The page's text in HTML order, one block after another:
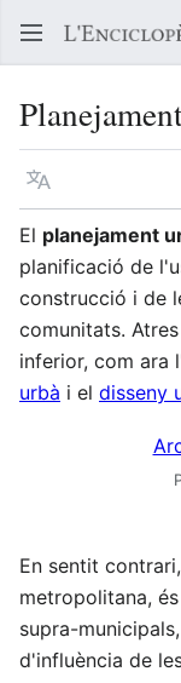
Llegir en un
El planejament
planificació de
construcció i de
comunitats.
inferior, com ara
urbà i el disseny
En sentit
metropolitana,
supra-
d'influència de